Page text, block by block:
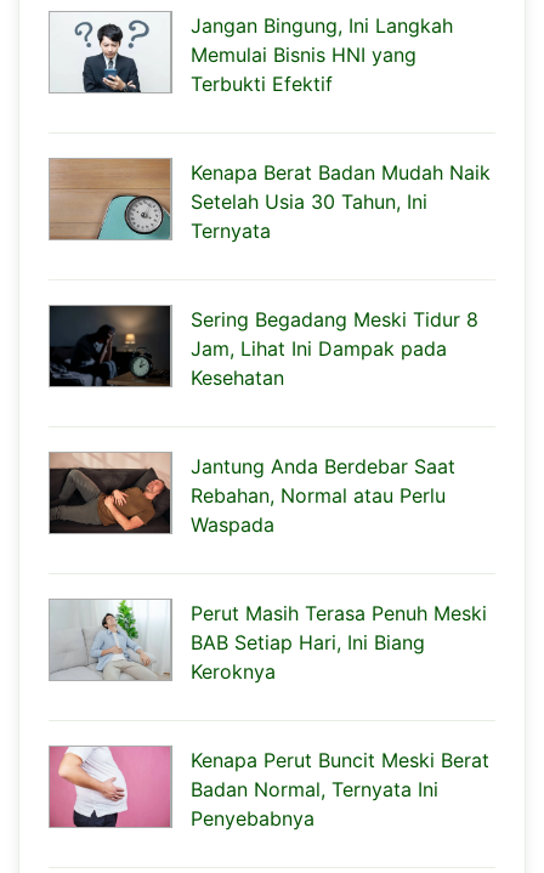
Jangan Bingung, Ini Langkah
Memulai Bisnis HNI yang
Terbukti Efektif
Kenapa Berat Badan Mudah Naik
Setelah Usia 30 Tahun, Ini
Ternyata
Sering Begadang Meski Tidur 8
Jam, Lihat Ini Dampak pada
Kesehatan
Jantung Anda Berdebar Saat
Rebahan, Normal atau Perlu
Waspada
Perut Masih Terasa Penuh Meski
BAB Setiap Hari, Ini Biang
Keroknya
Kenapa Perut Buncit Meski Berat
Badan Normal, Ternyata Ini
Penyebabnya